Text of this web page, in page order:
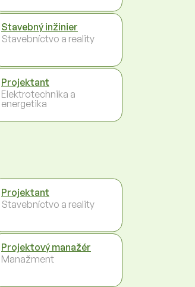
Stavebný inžinier
Stavebníctvo a reality
Projektant
Elektrotechnika a
energetika
Projektant
Stavebníctvo a reality
Projektový manažér
Manažment